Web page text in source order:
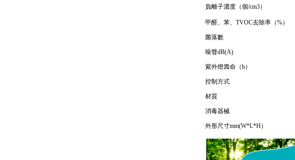
負離子濃度（個/cm3）
甲醛、苯、TVOC去除率（%）
菌落數
噪聲dB(A)
紫外燈壽命（h）
控制方式
材質
消毒器械
外形尺寸mm(W*L*H）